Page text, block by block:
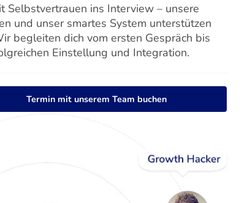
Selbstvertrauen ins Interview – unsere
und unser smartes System unterstützen
begleiten dich vom ersten Gespräch bis
Einstellung und Integration.
Termin mit unserem Team buchen